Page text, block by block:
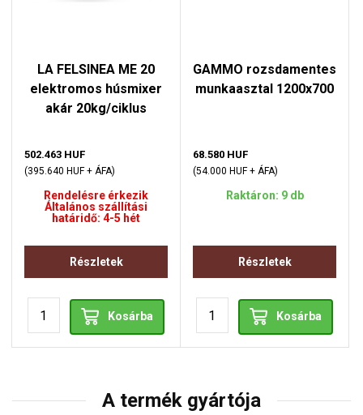
LA FELSINEA ME 20
elektromos húsmixer
akár 20kg/ciklus
502.463 HUF
(395.640 HUF + ÁFA)
Rendelésre érkezik
Általános szállítási
határidő: 4-5 hét
Részletek
Kosárba
GAMMO rozsdamentes
munkaasztal 1200x700
68.580 HUF
(54.000 HUF + ÁFA)
Raktáron: 9 db
Részletek
Kosárba
A termék gyártója